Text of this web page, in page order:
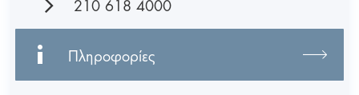
Πληροφορίες